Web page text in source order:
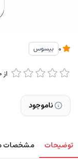
بیسوس
از0
ناموجود
توضیحات مشخصات